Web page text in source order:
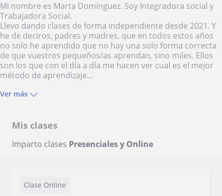
Mi nombre es Marta Domínguez. Soy Integradora social y
Trabajadora Social.
Llevo dando clases de forma independiente desde 2021. Y
he de deciros, padres y madres, que en todos estos años
no solo he aprendido que no hay una solo forma correcta
de que vuestros pequeños/as aprendan, sino miles. Ellos
son los que con el día a día me hacen ver cual es el mejor
método de aprendizaje...
Ver más
Mis clases
Imparto clases Presenciales y Online
Clase Online